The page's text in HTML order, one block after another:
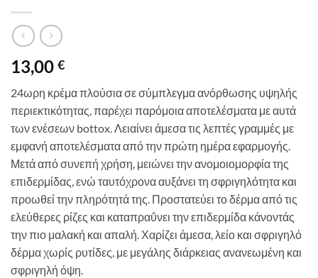
13,00 €
24ωρη κρέμα πλούσια σε σύμπλεγμα ανόρθωσης υψηλής
περιεκτικότητας, παρέχει παρόμοια αποτελέσματα με αυτά
των ενέσεων bottox. Λειαίνει άμεσα τις λεπτές γραμμές με
εμφανή αποτελέσματα από την πρώτη ημέρα εφαρμογής.
Μετά από συνεπή χρήση, μειώνει την ανομοιομορφία της
επιδερμίδας, ενώ ταυτόχρονα αυξάνει τη σφριγηλότητα και
προωθεί την πληρότητά της. Προστατεύει το δέρμα από τις
ελεύθερες ρίζες και καταπραΰνει την επιδερμίδα κάνοντάς
την πιο μαλακή και απαλή. Χαρίζει άμεσα, λείο και σφριγηλό
δέρμα χωρίς ρυτίδες, με μεγάλης διάρκειας ανανεωμένη και
σφριγηλή όψη.